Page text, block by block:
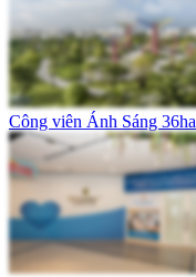
Công viên Ánh Sáng 36ha